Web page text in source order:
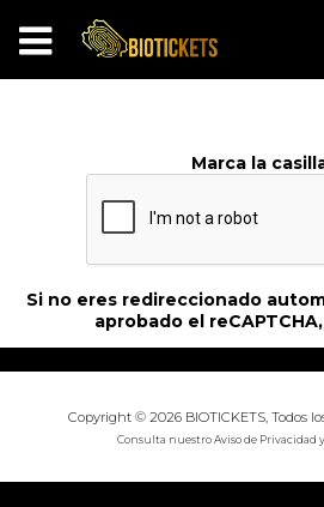
Marca la
Si no eres redireccionado
aprobado el
Copyright © 2026 BIOTICKETS, Todos
Consulta nuestroAviso de Privacidad y